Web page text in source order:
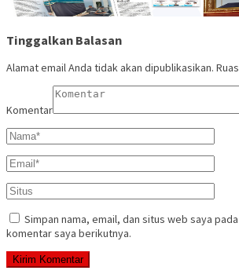
Tinggalkan Balasan
Alamat email Anda tidak akan dipublikasikan.
Komentar
Simpan nama, email, dan situs web saya
komentar saya berikutnya.